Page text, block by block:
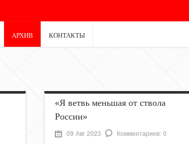
АРХИВ КОНТАКТЫ
«Я ветвь меньшая от ствола
России»
09 Авг 2023 Комментариев: 0